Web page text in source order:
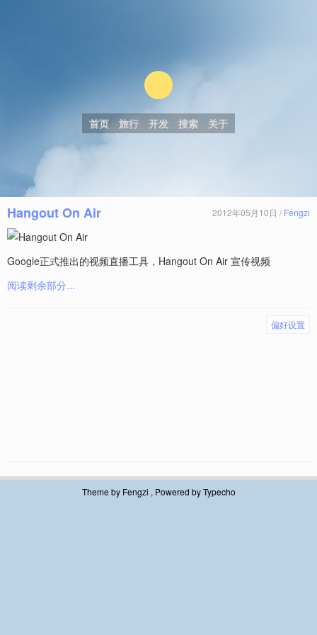
首页 旅行 开发 搜索 关于
Hangout On Air 2012年05月10日 / Fengzi
Google正式推出的视频直播工具，Hangout On Air 宣传视频
阅读剩余部分...
偏好设置
Theme by Fengzi , Powered byTypecho